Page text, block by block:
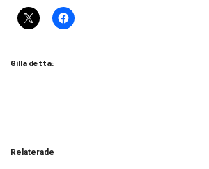
Gilla detta:
Relaterade